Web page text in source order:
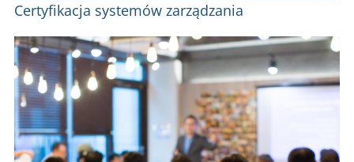
Certyfikacja systemów zarządzania